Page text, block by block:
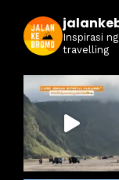
Inspirasi
travelling